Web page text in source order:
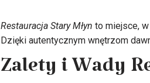
Restauracja Stary Młyn to miejsce,
Dzięki autentycznym wnętrzom
Zalety i Wady